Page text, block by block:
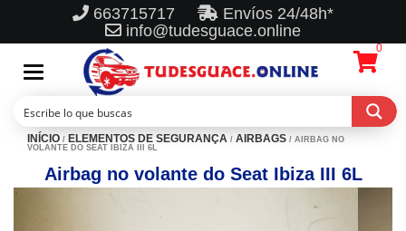
663715717
Envíos 24/48h*
info@tudesguace.online
Toggle
navigation
0
INÍCIO / ELEMENTOS DE SEGURANÇA / AIRBAGS / AIRBAG NO
VOLANTE DO SEAT IBIZA III 6L
Airbag no volante do Seat Ibiza III 6L